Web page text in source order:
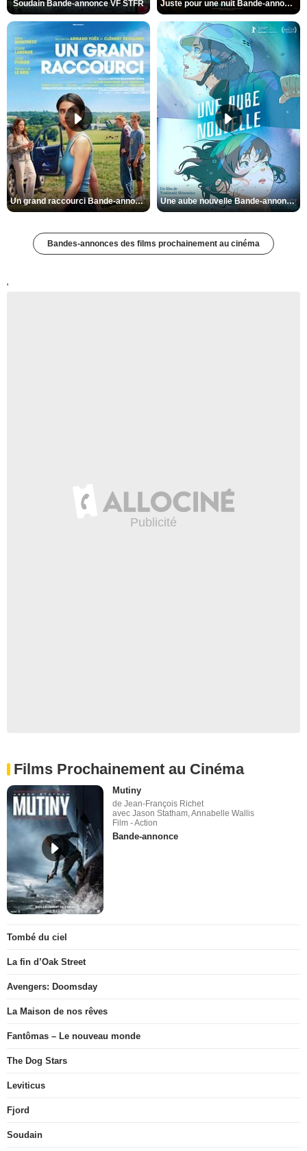
Soudain Bande-annonce VF STFR Juste pour une nuit Bande-annonce VO STFR
Un grand raccourci Bande-annonce VF Une aube nouvelle Bande-annonce VO STFR
Bandes-annonces des films prochainement au cinéma
'
Films Prochainement au Cinéma
Mutiny
de Jean-François Richet
avec Jason Statham, Annabelle Wallis
Film - Action
Bande-annonce
Tombé du ciel
La fin d’Oak Street
Avengers: Doomsday
La Maison de nos rêves
Fantômas – Le nouveau monde
The Dog Stars
Leviticus
Fjord
Soudain